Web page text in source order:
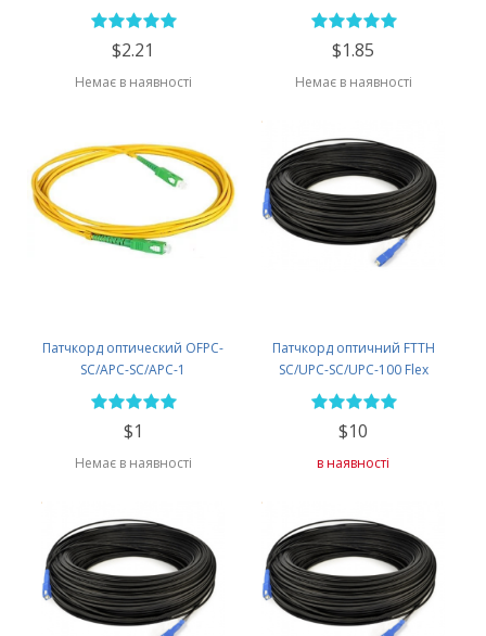
$2.21
Немає в наявності
$1.85
Немає в наявності
Патчкорд оптический OFPC-
SC/APC-SC/APC-1
$1
Немає в наявності
Патчкорд оптичний FTTH
SC/UPC-SC/UPC-100 Flex
$10
в наявності